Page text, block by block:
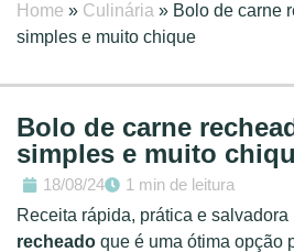
Home » Culinária » Bolo de carne
simples e muito chique
Bolo de carne
simples e muito
18/08/24
1 min de leitura
Receita rápida, prática e
recheado que é uma ótima opção